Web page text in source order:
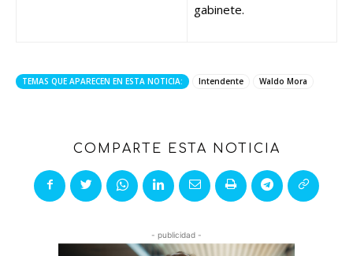
gabinete.
TEMAS QUE APARECEN EN ESTA NOTICIA: Intendente Waldo Mora
COMPARTE ESTA NOTICIA
- publicidad -